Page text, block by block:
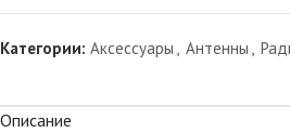
Категории: Аксессуары , Антенны ,
Описание